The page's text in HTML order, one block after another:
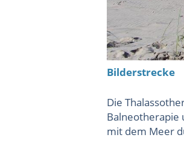
Bilderstrecke
Die
Balneotherapie
mit dem Meer